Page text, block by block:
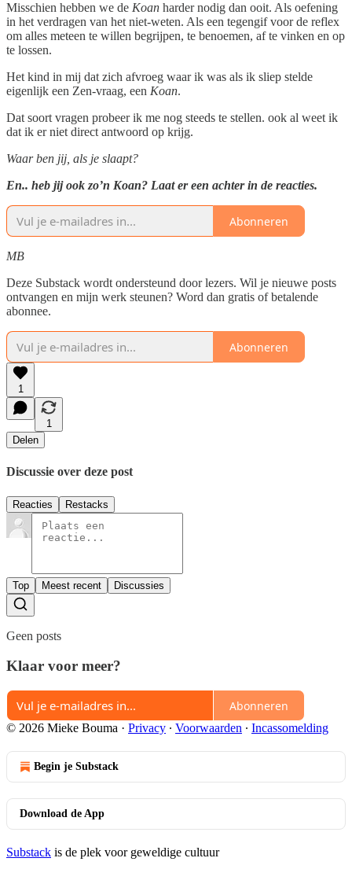
Misschien hebben we de Koan harder nodig dan ooit. Als oefening
in het verdragen van het niet-weten. Als een tegengif voor de reflex
om alles meteen te willen begrijpen, te benoemen, af te vinken en op
te lossen.
Het kind in mij dat zich afvroeg waar ik was als ik sliep stelde
eigenlijk een Zen-vraag, een Koan.
Dat soort vragen probeer ik me nog steeds te stellen. ook al weet ik
dat ik er niet direct antwoord op krijg.
Waar ben jij, als je slaapt?
En.. heb jij ook zo’n Koan? Laat er een achter in de reacties.
Abonneren
MB
Deze Substack wordt ondersteund door lezers. Wil je nieuwe posts
ontvangen en mijn werk steunen? Word dan gratis of betalende
abonnee.
Abonneren
1
1
Delen
Discussie over deze post
Reacties Restacks
Top Meest recent Discussies
Geen posts
Klaar voor meer?
Abonneren
© 2026 Mieke Bouma · Privacy ∙ Voorwaarden ∙ Incassomelding
Begin je Substack
Download de App
Substack is de plek voor geweldige cultuur